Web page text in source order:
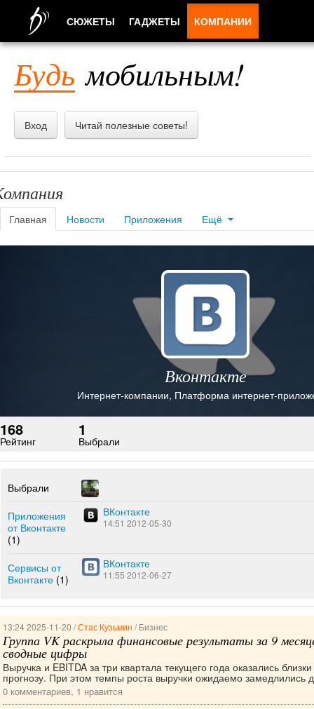
Будь мобильным!
Вход Читай полезные советы!
Главная Новости Приложения Ещё
Вконтакте
Интернет-компании, Платформа интернет-
168
Рейтинг
1
Выбрали
Выбрали
Приложения
от Вконтакте
(1)
ВКонтакте
14:51 2012-05-30
Сервисы от
Вконтакте (1)
ВКонтакте
11:55 2012-06-27
13:24 2025-11-20 /Стас Кузьмин / Бизнес
Группа VK раскрыла финансовые результаты за 9
сводные цифры
Выручка и EBITDA за три квартала текущего года оказались
прогнозу. При этом темпы роста выручки ожидаемо замедлились
0 комментариев, 1 нравится
СЮЖЕТЫ ГАДЖЕТЫ КОМПАНИИ
ПРИЛОЖЕНИЯ